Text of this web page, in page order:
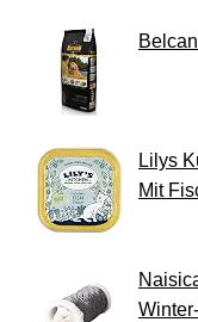
Lilys
Mit